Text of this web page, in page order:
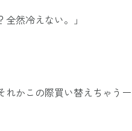
全然冷えない。」
れかこの際買い替えちゃうー